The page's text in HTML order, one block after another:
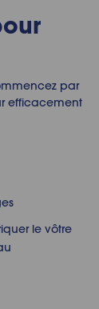
par
efficacement
le vôtre